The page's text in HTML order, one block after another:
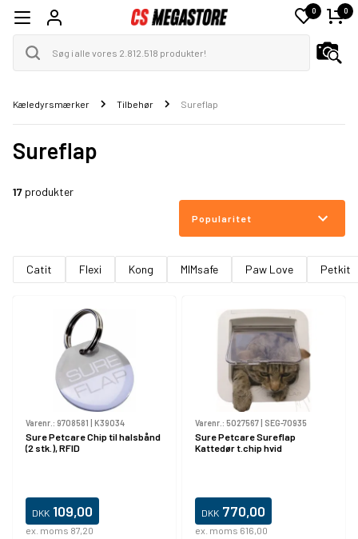
0 0
Kæledyrsmærker Tilbehør Sureflap
Sureflap
17 produkter
Popularitet
Catit Flexi Kong MIMsafe Paw Love Petkit
Varenr.: 9708581 | K39034
Sure Petcare Chip til halsbånd
(2 stk.), RFID
DKK 109,00
ex. moms 87,20
Varenr.: 5027567| SEG-70935
Sure Petcare Sureflap
Kattedør t.chip hvid
DKK 770,00
ex. moms 616,00